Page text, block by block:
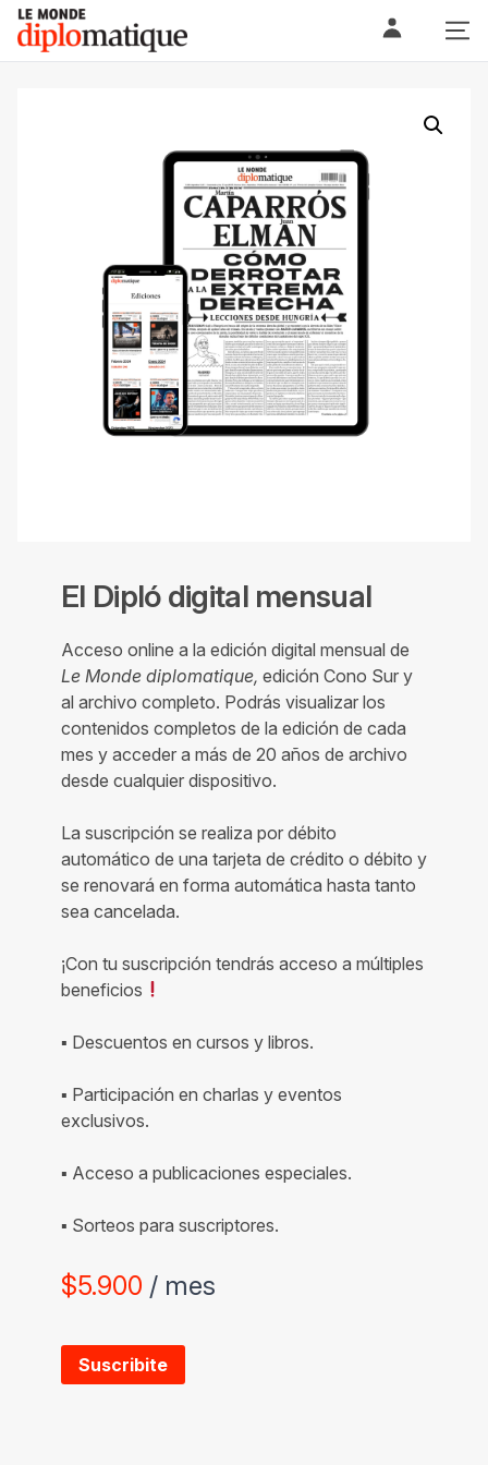
Skip
content
Le monde diplomatique
El Dipló digital mensual
Acceso online a la edición digital mensual de
Le Monde diplomatique, edición Cono Sur y
al archivo completo. Podrás visualizar los
contenidos completos de la edición de cada
mes y acceder a más de 20 años de archivo
desde cualquier dispositivo.
La suscripción se realiza por débito
automático de una tarjeta de crédito o débito y
se renovará en forma automática hasta tanto
sea cancelada.
¡Con tu suscripción tendrás acceso a múltiples
beneficios
▪ Descuentos en cursos y libros.
▪ Participación en charlas y eventos
exclusivos.
▪ Acceso a publicaciones especiales.
▪ Sorteos para suscriptores.
$5.900 / mes
Suscribite